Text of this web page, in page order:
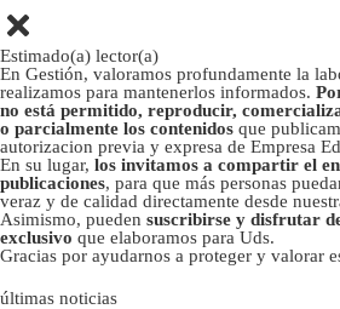
Estimado(a) lector(a)
En Gestión, valoramos profundamente la
realizamos para mantenerlos informados.
no está permitido, reproducir,
o parcialmente los contenidos que
autorizacion previa y expresa de Empresa
En su lugar, los invitamos a compartir el
publicaciones, para que más personas
veraz y de calidad directamente desde
Asimismo, pueden suscribirse y disfrutar
exclusivo que elaboramos para Uds.
Gracias por ayudarnos a proteger y valorar
últimas noticias